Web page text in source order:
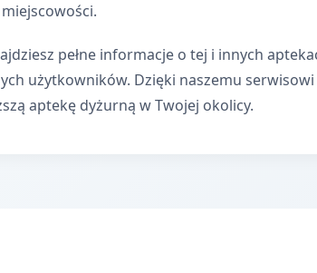
pełne informacje o tej i innych
użytkowników. Dzięki naszemu
aptekę dyżurną w Twojej okolicy.